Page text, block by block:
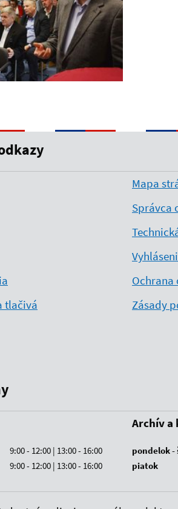
tlačivá
Mapa
Správca
Ochrana
Zásady
9:00 - 12:00 | 13:00 - 16:00
9:00 - 12:00 | 13:00 - 16:00
Archív a
pondelok
piatok